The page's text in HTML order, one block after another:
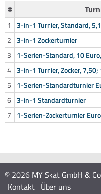
#
1 3-in-1 Turnier, Standard,
2 3-in-1 Zockerturnier
3
1-Serien-Standard, 10
4 3-in-1 Turnier, Zocker,
5
1-Serien-Standardturnier
6 3-in-1 Standardturnier
7
1-Serien-Zockerturnier
© 2026 MY Skat GmbH &
Kontakt Über uns